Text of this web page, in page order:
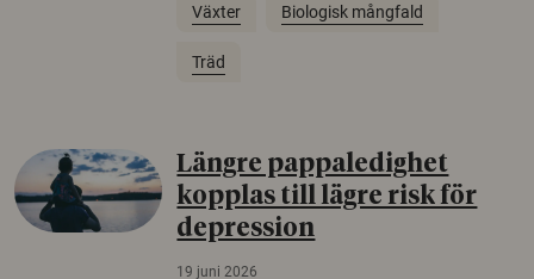
Växter Biologisk mångfald
Träd
Längre pappaledighet
kopplas till lägre risk för
depression
19 juni 2026